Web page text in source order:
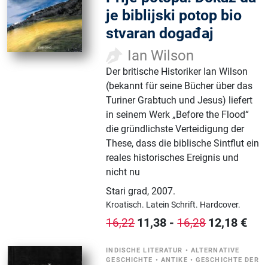
je biblijski potop bio
stvaran događaj
Ian Wilson
Der britische Historiker Ian Wilson
(bekannt für seine Bücher über das
Turiner Grabtuch und Jesus) liefert
in seinem Werk „Before the Flood“
die gründlichste Verteidigung der
These, dass die biblische Sintflut ein
reales historisches Ereignis und
nicht nu
Stari grad,2007.
Kroatisch. Latein Schrift. Hardcover.
16,22 11,38 -16,28 12,18 €
INDISCHE LITERATUR • ALTERNATIVE
GESCHICHTE • ANTIKE •GESCHICHTE DER